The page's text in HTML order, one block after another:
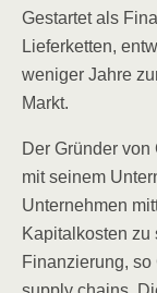
Gestar­tet als
Lie­fer­ket­ten,
weni­ger Jah­re
Markt.
Der Grün­der
mit sei­nem
Unter­neh­men
Kapi­tal­kos­ten zu
Finan­zie­rung,